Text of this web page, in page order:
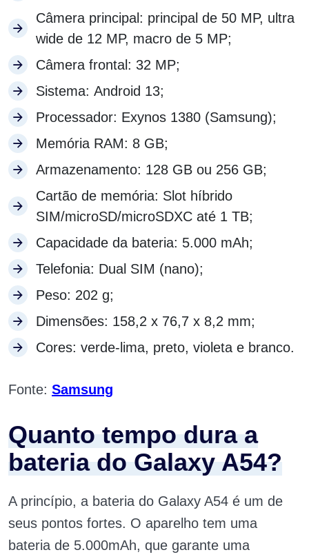
Câmera principal: principal de 50 MP, ultra
wide de 12 MP, macro de 5 MP;
Câmera frontal: 32 MP;
Sistema: Android 13;
Processador: Exynos 1380 (Samsung);
Memória RAM: 8 GB;
Armazenamento: 128 GB ou 256 GB;
Cartão de memória: Slot híbrido
SIM/microSD/microSDXC até 1 TB;
Capacidade da bateria: 5.000 mAh;
Telefonia: Dual SIM (nano);
Peso: 202 g;
Dimensões: 158,2 x 76,7 x 8,2 mm;
Cores: verde-lima, preto, violeta e branco.
Fonte: Samsung
Quanto tempo dura a
bateria do Galaxy A54?
A princípio, a bateria do Galaxy A54 é um de
seus pontos fortes. O aparelho tem uma
bateria de 5.000mAh, que garante uma